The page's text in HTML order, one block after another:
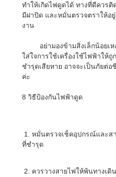
ทำให้เกิดไฟดูดได้ ทางที่ดีควร
มีฝาปิด และหมั่นตรวจตราให้อ
งาน
อย่ามองข้ามสิ่งเล็กน้อยเหล่
ใส่ใจการใช้เครื่องใช้ไฟฟ้าให้
ชำรุดเสียหาย อาจจะเป็นภัยต่
ค่ะ
8 วิธีป้องกันไฟฟ้าดูด
1. หมั่นตรวจเช็คอุปกรณ์และ
ที่ชำรุด
2. ควรวางสายไฟให้พ้นทางเ